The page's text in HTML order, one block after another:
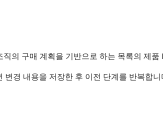
의 구매 계획을 기반으로 하는 목록의 제품
변경 내용을 저장한 후 이전 단계를 반복합니